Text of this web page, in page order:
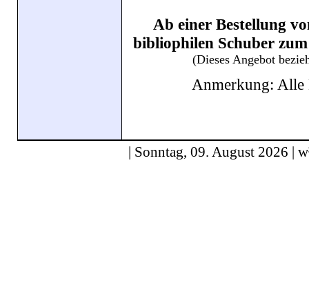
Ab einer Bestellung
bibliophilen Schuber
(Dieses Angebot
Anmerkung: Alle
| Sonntag, 09. August 2026 |